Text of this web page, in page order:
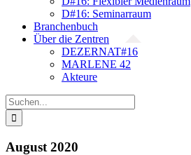
D#16: Seminarraum
Branchenbuch
Über die Zentren
DEZERNAT#16
MARLENE 42
Akteure
Suche
nach:
August 2020